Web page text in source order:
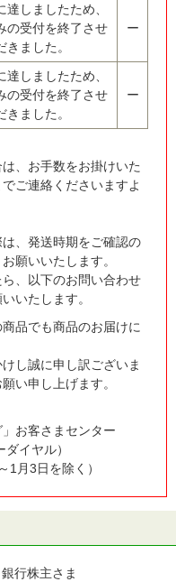
達しましたため、
の受付を終了させ
きました。
ー
達しましたため、
の受付を終了させ
きました。
ー
、お手数をお掛けいた
ご連絡くださいますよ
、発送時期をご確認の
願いいたします。
、以下のお問い合わせ
いたします。
品でも商品のお届けに
し誠に申し訳ございま
い申し上げます。
お客さまセンター
イヤル）
月3日を除く）
行株主さま